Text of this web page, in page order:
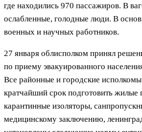
где находились 970 пассажиров. В
ослабленные, голодные люди. В
военных и научных работников.
27 января облисполком принял
по приему эвакуированного
Все районные и городские
кратчайший срок подготовить
карантинные изоляторы,
медицинскому заключению,